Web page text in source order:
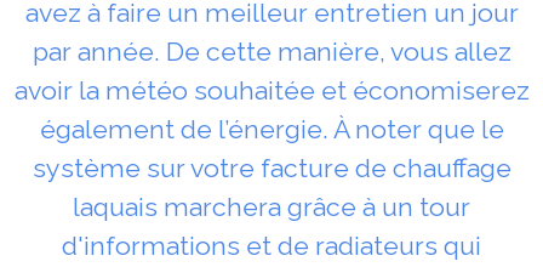
avez à faire un meilleur entretien un jour
par année. De cette manière, vous allez
avoir la météo souhaitée et économiserez
également de l’énergie. À noter que le
système sur votre facture de chauffage
laquais marchera grâce à un tour
d'informations et de radiateurs qui